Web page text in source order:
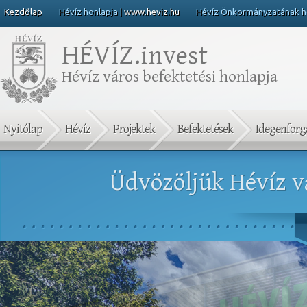
Kezdőlap Hévíz honlapja | www.heviz.hu Hévíz Önkormányzatának
HÉVÍZ.invest
Hévíz város befektetési honlapja
Nyitólap Hévíz Projektek Befektetések
Üdvözöljük Hévíz